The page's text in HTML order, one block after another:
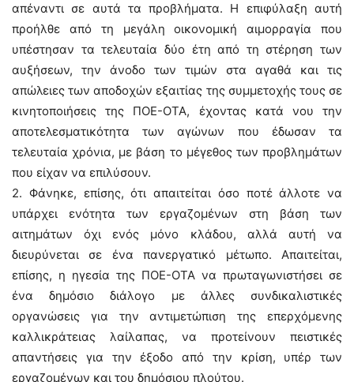
απέναντι σε αυτά τα προβλήματα. Η επιφύλαξη αυτή
προήλθε από τη μεγάλη οικονομική αιμορραγία που
υπέστησαν τα τελευταία δύο έτη από τη στέρηση των
αυξήσεων, την άνοδο των τιμών στα αγαθά και τις
απώλειες των αποδοχών εξαιτίας της συμμετοχής τους σε
κινητοποιήσεις της ΠΟΕ-ΟΤΑ, έχοντας κατά νου την
αποτελεσματικότητα των αγώνων που έδωσαν τα
τελευταία χρόνια, με βάση το μέγεθος των προβλημάτων
που είχαν να επιλύσουν.
2. Φάνηκε, επίσης, ότι απαιτείται όσο ποτέ άλλοτε να
υπάρχει ενότητα των εργαζομένων στη βάση των
αιτημάτων όχι ενός μόνο κλάδου, αλλά αυτή να
διευρύνεται σε ένα πανεργατικό μέτωπο. Απαιτείται,
επίσης, η ηγεσία της ΠΟΕ-ΟΤΑ να πρωταγωνιστήσει σε
ένα δημόσιο διάλογο με άλλες συνδικαλιστικές
οργανώσεις για την αντιμετώπιση της επερχόμενης
καλλικράτειας λαίλαπας, να προτείνουν πειστικές
απαντήσεις για την έξοδο από την κρίση, υπέρ των
εργαζομένων και του δημόσιου πλούτου.